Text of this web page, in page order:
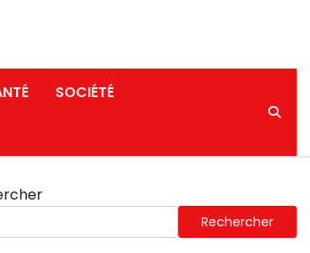
SOCIÉTÉ
Rechercher